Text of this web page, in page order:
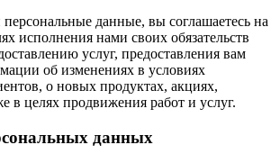
персональные данные, вы соглашаетесь на
исполнения нами своих обязательств
услуг, предоставления вам
об изменениях в условиях
о новых продуктах, акциях,
в целях продвижения работ и услуг.
данных